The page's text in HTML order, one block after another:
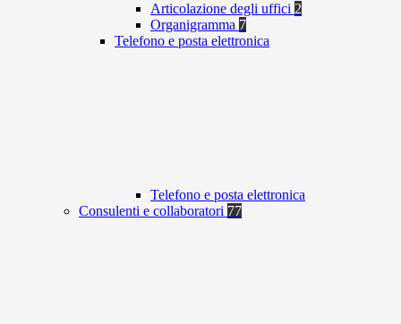
Articolazione degli uffici 2
Organigramma 7
Telefono e posta elettronica
Telefono e posta elettronica
Consulenti e collaboratori 77